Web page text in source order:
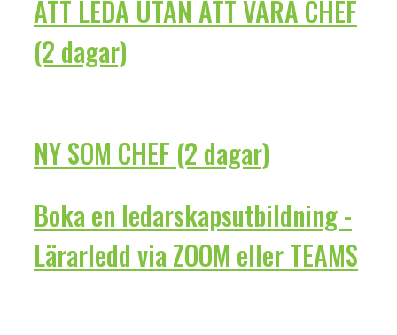
ATT LEDA UTAN ATT VARA CHEF
(2 dagar)
NY SOM CHEF (2 dagar)
Boka en ledarskapsutbildning -
Lärarledd via ZOOM eller TEAMS